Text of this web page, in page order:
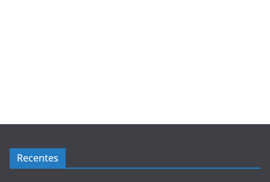
Recentes